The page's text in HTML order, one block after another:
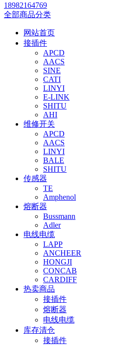
18982164769
全部商品分类
网站首页
接插件
APCD
AACS
SINE
CATI
LINYI
E-LINK
SHITU
AHI
维修开关
APCD
AACS
LINYI
BALE
SHITU
传感器
TE
Amphenol
熔断器
Bussmann
Adler
电线电缆
LAPP
ANCHEER
HONGJI
CONCAB
CARDIFF
热卖商品
接插件
熔断器
电线电缆
库存清仓
接插件